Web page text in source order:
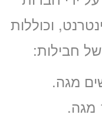
וכוללות
חבילות:
מגה.